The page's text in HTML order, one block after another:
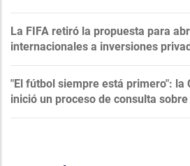
La FIFA retiró la propuesta para
internacionales a inversiones
"El fútbol siempre está primero": la
inició un proceso de consulta